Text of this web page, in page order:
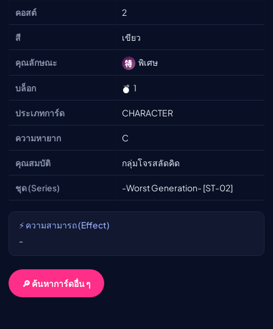
คอสต์ 2
สี เขียว
คุณลักษณะ พิเศษ
บล็อก 1
ประเภทการ์ด CHARACTER
ความหายาก C
คุณสมบัติ กลุ่มโจรสลัดคิด
ชุด (Series) -Worst Generation- [ST-02]
⚡ ความสามารถ (Effect)
-
🔎 ค้นหาการ์ดอื่น ๆ